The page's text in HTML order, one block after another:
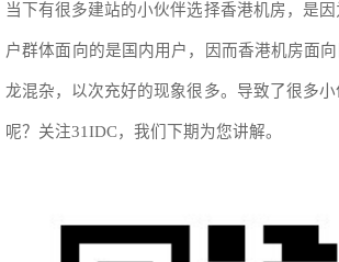
当下有很多建站的小伙伴选择香港机房，是
户群体面向的是国内用户，因而香港机房面
龙混杂，以次充好的现象很多。导致了很多
呢？关注31IDC，我们下期为您讲解。